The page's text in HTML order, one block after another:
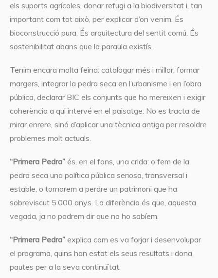
els suports agrícoles, donar refugi a la biodiversitat i, tan
important com tot això, per explicar d’on venim. És
bioconstrucció pura. És arquitectura del sentit comú. És
sostenibilitat abans que la paraula existís.
Tenim encara molta feina: catalogar més i millor, formar
margers, integrar la pedra seca en l’urbanisme i en l’obra
pública, declarar BIC els conjunts que ho mereixen i exigir
coherència a qui intervé en el paisatge. No es tracta de
mirar enrere, sinó d’aplicar una tècnica antiga per resoldre
problemes molt actuals.
“Primera Pedra”és, en el fons, una crida: o fem de la
pedra seca una política pública seriosa, transversal i
estable, o tornarem a perdre un patrimoni que ha
sobreviscut 5.000 anys. La diferència és que, aquesta
vegada, ja no podrem dir que no ho sabíem.
“Primera Pedra”explica com es va forjar i desenvolupar
el programa, quins han estat els seus resultats i dona
pautes per a la seva continuïtat.